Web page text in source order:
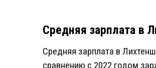
Средняя зарплата в
Средняя зарплата в
сравнению с 2022 годом